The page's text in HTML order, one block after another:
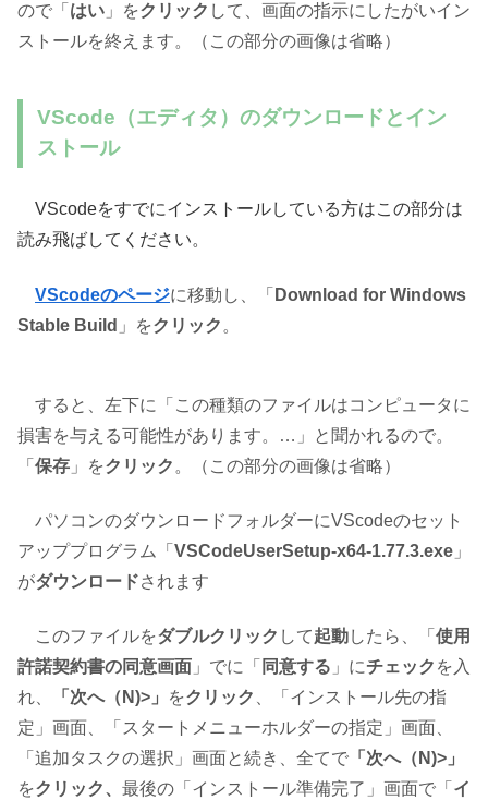
ので「 はい 」をクリック して、画面の指示にしたがいイン
ストールを終えます。（この部分の画像は省略）
VScode（エディタ）のダウンロードとイン
ストール
VScodeをすでにインストールしている方はこの部分は
読み飛ばしてください。
VScodeのページに移動し、「 Download for Windows
Stable Build 」をクリック 。
すると、左下に「この種類のファイルはコンピュータに
損害を与える可能性があります。…」と聞かれるので。
「 保存 」をクリック 。（この部分の画像は省略）
パソコンのダウンロードフォルダーにVScodeのセット
アッププログラム「 VSCodeUserSetup-x64-1.77.3.exe 」
がダウンロードされます
このファイルをダブルクリック して起動したら、「 使用
許諾契約書の同意画面 」でに「 同意する 」にチェック を入
れ、
「次へ（N)>」 をクリック 、「インストール先の指
定」画面、「スタートメニューホルダーの指定」画面、
「追加タスクの選択」画面と続き、全てで 「次へ（N)>」
をクリック、 最後の「インストール準備完了」画面で「 イ